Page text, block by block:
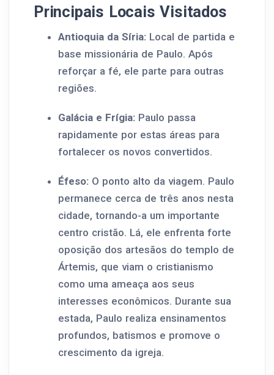
Principais Locais Visitados
Antioquia da Síria: Local de partida e
base missionária de Paulo. Após
reforçar a fé, ele parte para outras
regiões.
Galácia e Frígia: Paulo passa
rapidamente por estas áreas para
fortalecer os novos convertidos.
Éfeso: O ponto alto da viagem. Paulo
permanece cerca de três anos nesta
cidade, tornando-a um importante
centro cristão. Lá, ele enfrenta forte
oposição dos artesãos do templo de
Ártemis, que viam o cristianismo
como uma ameaça aos seus
interesses econômicos. Durante sua
estada, Paulo realiza ensinamentos
profundos, batismos e promove o
crescimento da igreja.